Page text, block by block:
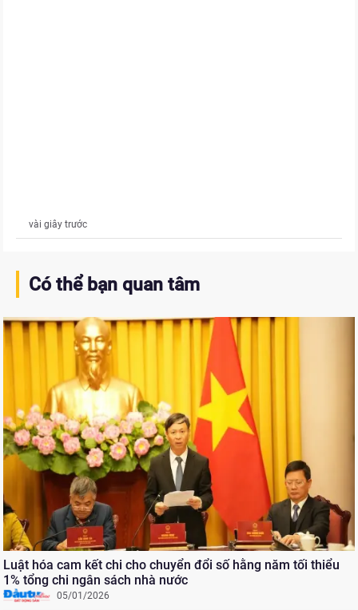
vài giây trước
Có thể bạn quan tâm
Luật hóa cam kết chi cho chuyển đổi số hằng năm tối thiểu
1% tổng chi ngân sách nhà nước
05/01/2026